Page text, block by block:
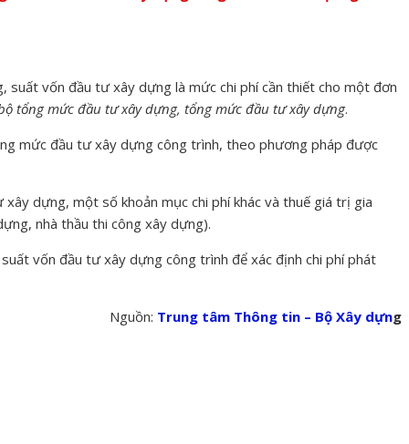
vốn đầu tư xây dựng là mức chi phí cần thiết cho một đơn
tổng mức đầu tư xây dựng, tổng mức đầu tư xây dựng.
mức đầu tư xây dựng công trình, theo phương pháp được
dựng, một số khoản mục chi phí khác và thuế giá trị gia
nhà thầu thi công xây dựng).
vốn đầu tư xây dựng công trình để xác định chi phí phát
Nguồn: Trung tâm Thông tin – Bộ Xây dựng